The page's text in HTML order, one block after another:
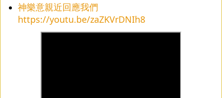
神樂意親近回應我們
https://youtu.be/zaZKVrDNIh8